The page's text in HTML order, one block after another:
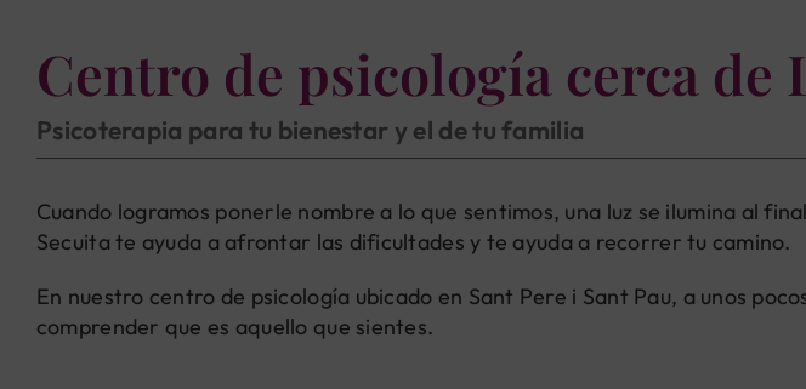
Centro de psicología cerca de
Psicoterapia para tu bienestar y el de tu familia
Cuando logramos ponerle nombre a lo que sentimos, una luz se ilumina al
Secuita te ayuda a afrontar las dificultades y te ayuda a recorrer tu camino.
En nuestro centro de psicología ubicado en Sant Pere i Sant Pau, a unos
comprender que es aquello que sientes.